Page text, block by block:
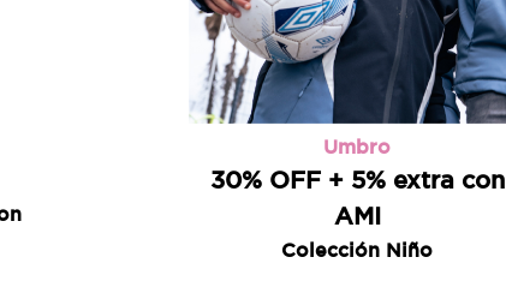
Umbro
30% OFF + 5% extra con
AMI
Colección Niño